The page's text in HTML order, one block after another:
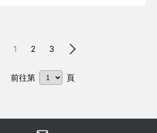
1 2 3
前往第 頁